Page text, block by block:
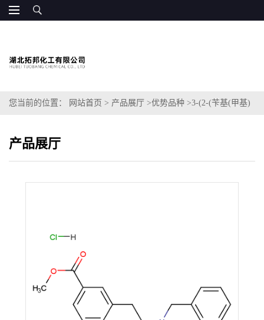
您当前的位置： 网站首页 > 产品展厅 >优势品种 >3-(2-(苄基(甲基)
产品展厅